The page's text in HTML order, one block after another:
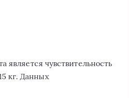
чувствительность
кг. Данных